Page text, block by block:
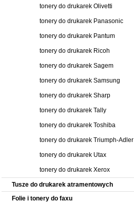
tonery do drukarek Olivetti
tonery do drukarek Panasonic
tonery do drukarek Pantum
tonery do drukarek Ricoh
tonery do drukarek Sagem
tonery do drukarek Samsung
tonery do drukarek Sharp
tonery do drukarek Tally
tonery do drukarek Toshiba
tonery do drukarek Triumph-Adler
tonery do drukarek Utax
tonery do drukarek Xerox
Tusze do drukarek atramentowych
Folie i tonery do faxu